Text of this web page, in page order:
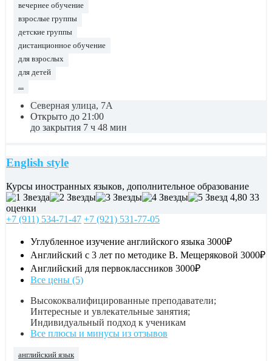
вечернее обучение
взрослые группы
детские группы
дистанционное обучение
для взрослых
для детей
Северная улица, 7А
Открыто до 21:00
до закрытия 7 ч 48 мин
English style
Курсы иностранных языков, дополнительное образование
4,80 33
оценки
+7 (911) 534-71-47 +7 (921) 531-77-05
Углубленное изучение английского языка 3000₽
Английский с 3 лет по методике В. Мещеряковой 3000₽
Английский для первоклассников 3000₽
Все цены (5)
Высококвалифицированные преподаватели;
Интересные и увлекательные занятия;
Индивидуальный подход к ученикам
Все плюсы и минусы из отзывов
английский язык